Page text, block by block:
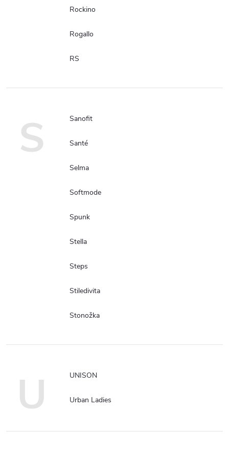
Rockino
Rogallo
RS
S Sanofit
Santé
Selma
Softmode
Spunk
Stella
Steps
Stiledivita
Stonožka
U UNISON
Urban Ladies